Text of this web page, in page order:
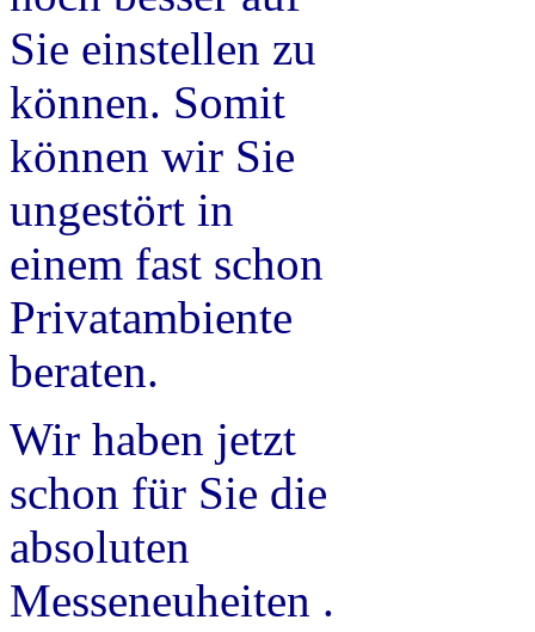
Sie einstellen zu
können. Somit
können wir Sie
ungestört in
einem fast schon
Privatambiente
beraten.
Wir haben jetzt
schon für Sie die
absoluten
Messeneuheiten .